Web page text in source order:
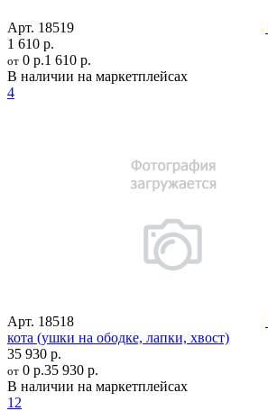
Арт. 18519
1 610 р.
от 0 р.1 610 р.
В наличии на маркетплейсах
4
Арт. 18518
кота (ушки на ободке, лапки, хвост)
35 930 р.
от 0 р.35 930 р.
В наличии на маркетплейсах
12